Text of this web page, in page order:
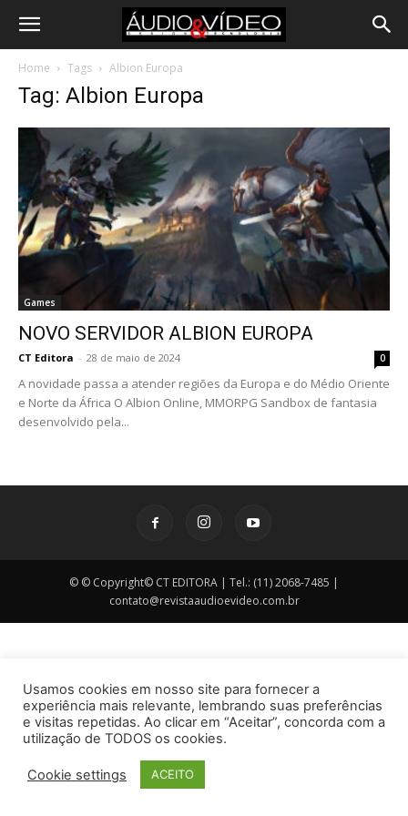
Home Tags Albion Europa
Tag: Albion Europa
Games
NOVO SERVIDOR ALBION EUROPA
CT Editora - 28 de maio de 2024 0
A novidade passa a atender regiões da Europa e do Médio Oriente
e Norte da África O Albion Online, MMORPG Sandbox de fantasia
desenvolvido pela...
© © Copyright© CT EDITORA | Tel.: (11) 2068-7485 |
contato@revistaaudioevideo.com.br
Usamos cookies em nosso site para fornecer a
experiência mais relevante, lembrando suas preferências
e visitas repetidas. Ao clicar em “Aceitar”, concorda com a
utilização de TODOS os cookies.
Cookie settings ACEITO